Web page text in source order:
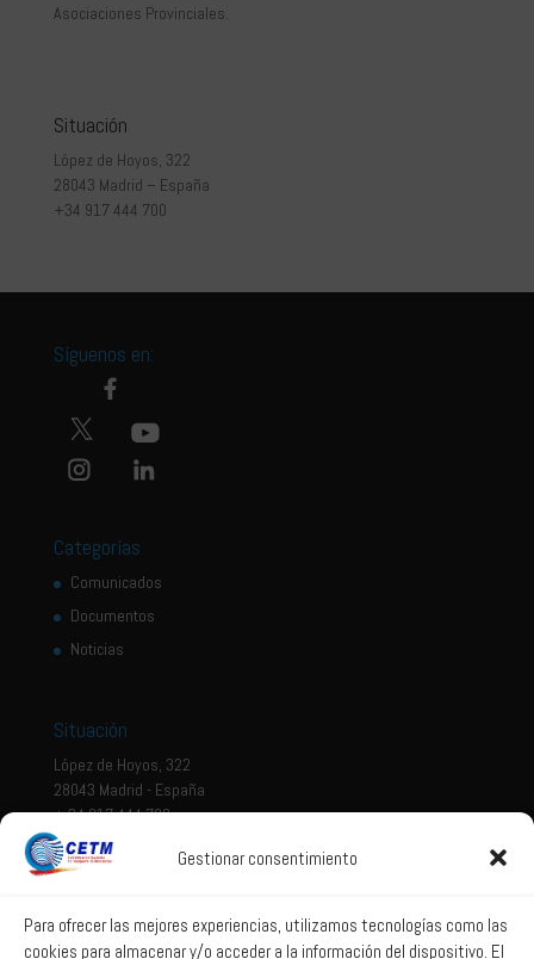
Gestionar consentimiento
Para ofrecer las mejores experiencias, utilizamos tecnologías como las
cookies para almacenar y/o acceder a la información del dispositivo. El
Asociaciones Provinciales.
Situación
López de Hoyos, 322
28043 Madrid – España
+34 917 444 700
Síguenos en:
Categorías
Comunicados
Documentos
Noticias
Situación
López de Hoyos, 322
28043 Madrid - España
+ 34 917 444 700
Aviso legal